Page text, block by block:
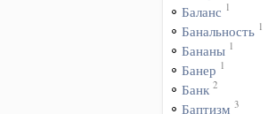
Баланс 1
Банальность 1
Бананы 1
Банер 1
Банк 2
Баптизм 3